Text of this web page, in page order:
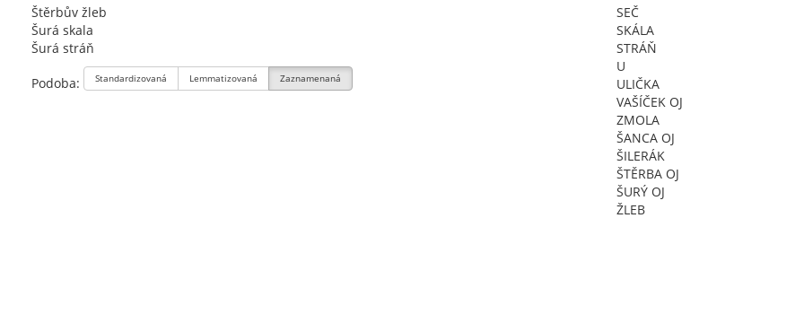
Štěrbův žleb
Šurá skala
Šurá stráň
Podoba: Standardizovaná Lemmatizovaná Zaznamenaná
SEČ
SKÁLA
STRÁŇ
U
ULIČKA
VAŠÍČEK OJ
ZMOLA
ŠANCA OJ
ŠILERÁK
ŠTĚRBA OJ
ŠURÝ OJ
ŽLEB